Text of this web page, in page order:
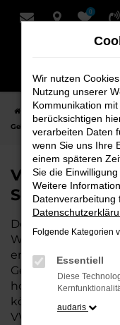
Zum
0
Startseite Hersteller
Gebrauchtwagen bei
VW Arteon
Schmidt +
Der
Wahl, wenn Sie
erhaltenes
Gebrauchtwagen
hochwertiges
können sich auf
VW Autohaus in
Wir nutzen
Nutzung unserer
Kommunikation
berücksichtigen
verarbeiten Daten
wenn Sie uns Ihre
einem späteren
Sie die
Weitere
Datenverarbeitung
Folgende Kategorien
Essentiell
Diese
audaris